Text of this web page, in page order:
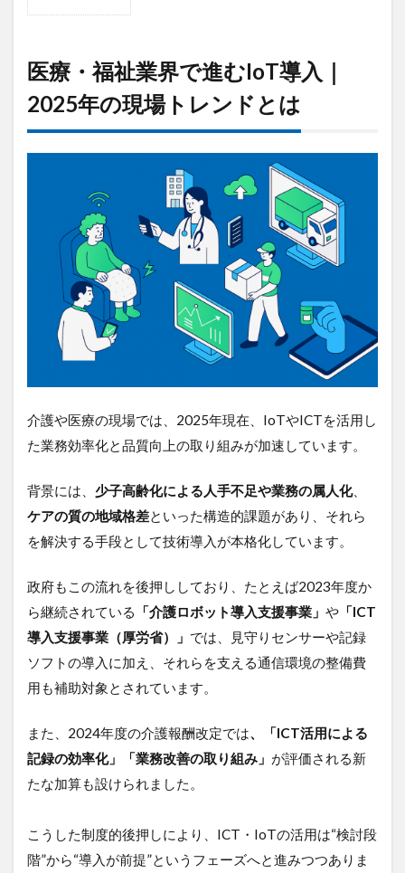
福祉
業界
で進
む
IoT
トレ
とは
1.1
活用
シー
ン例
療・
現場
で広
がる
用法
1.1.1
センサ
知｜夜
間巡回
化と事
故防止
クラウ
ド型記
録シス
テムで
情報を
理｜入
き継ぎ
医療・福祉業界で進むIoT導入｜
2025年の現場トレンドとは
介護や医療の現場では、2025年現在、IoTやICTを活用し
た業務効率化と品質向上の取り組みが加速しています。
背景には、 少子高齢化による人手不足や業務の属人化、
ケアの質の地域格差といった構造的課題があり、それら
を解決する手段として技術導入が本格化しています。
政府もこの流れを後押ししており、たとえば2023年度か
ら継続されている
「介護ロボット導入支援事業」 や 「ICT
導入支援事業（厚労省）」 では、見守りセンサーや記録
ソフトの導入に加え、それらを支える通信環境の整備費
用も補助対象とされています。
また、2024年度の介護報酬改定では、「ICT活用による
記録の効率化」「業務改善の取り組み」 が評価される新
たな加算も設けられました。
こうした制度的後押しにより、ICT・IoTの活用は“検討段
階”から“導入が前提”というフェーズへと進みつつありま